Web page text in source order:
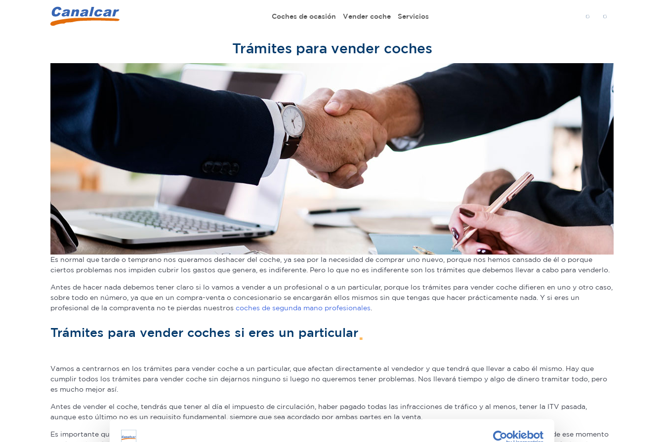
Coches de ocasión Vender coche Servicios
Trámites para vender coches
Es normal que tarde o temprano nos queramos deshacer del coche, ya sea por la necesidad de comprar uno nuevo, porque nos hemos cansado de él o porque
ciertos problemas nos impiden cubrir los gastos que genera, es indiferente. Pero lo que no es indiferente son los trámites que debemos llevar a cabo para venderlo.
Antes de hacer nada debemos tener claro si lo vamos a vender a un profesional o a un particular, porque los trámites para vender coche difieren en uno y otro caso,
sobre todo en número, ya que en un compra-venta o concesionario se encargarán ellos mismos sin que tengas que hacer prácticamente nada. Y si eres un
profesional de la compraventa no te pierdas nuestros coches de segunda mano profesionales
Trámites para vender coches si eres un particular
Vamos a centrarnos en los trámites para vender coche a un particular, que afectan directamente al vendedor y que tendrá que llevar a cabo él mismo. Hay que
cumplir todos los trámites para vender coche sin dejarnos ninguno si luego no queremos tener problemas. Nos llevará tiempo y algo de dinero tramitar todo, pero
es mucho mejor así.
Antes de vender el coche, tendrás que tener al día el impuesto de circulación, haber pagado todas las infracciones de tráfico y al menos, tener la ITV pasada,
aunque esto último no es un requisito fundamental, siempre que sea acordado por ambas partes en la venta.
Es importante que pongas en el contrato la fecha y la hora exacta de la venta, pues con ello evitarás que cualquier infracción que se produzca desde ese momento